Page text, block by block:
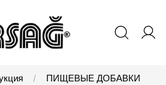
ПИЩЕВЫЕ ДОБАВКИ